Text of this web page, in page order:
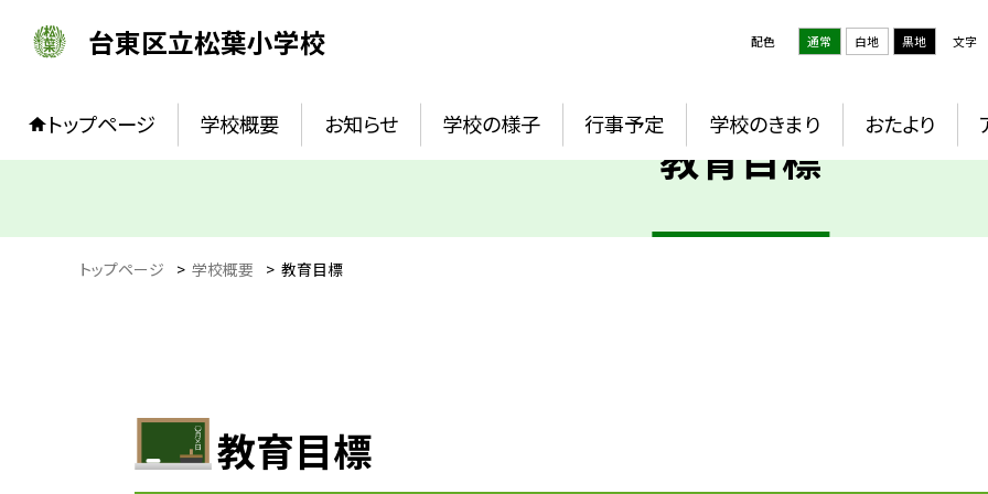
台東区立松葉小学校 配色 通常 白地 黒地 文字
トップページ 学校概要 お知らせ 学校の様子 行事予定 学校のきまり おたより
教育目標
トップページ > 学校概要 > 教育目標
教育目標